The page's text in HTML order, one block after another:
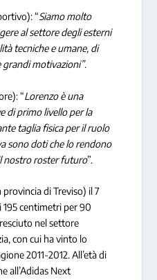
“Siamo molto
al settore degli esterni
tecniche e umane, di
motivazioni”.
“Lorenzo è una
di primo livello per la
taglia fisica per il ruolo
sono doti che lo rendono
nostro roster futuro”.
di Treviso) il 7
195 centimetri per 90
nel settore
con cui ha vinto lo
2011-2012. All’età di
all’Adidas Next